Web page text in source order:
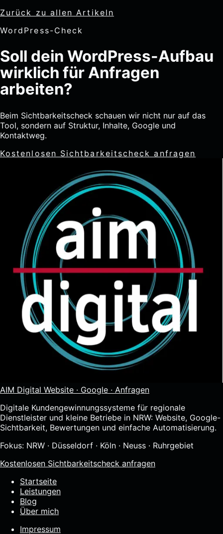
Zurück zu allen Artikeln
WordPress-Check
Soll dein WordPress-Aufbau
wirklich für Anfragen
arbeiten?
Beim Sichtbarkeitscheck schauen wir nicht nur auf das
Tool, sondern auf Struktur, Inhalte, Google und
Kontaktweg.
Kostenlosen Sichtbarkeitscheck anfragen
AIM Digital Website · Google · Anfragen
Digitale Kundengewinnungssysteme für regionale
Dienstleister und kleine Betriebe in NRW: Website, Google-
Sichtbarkeit, Bewertungen und einfache Automatisierung.
Fokus: NRW · Düsseldorf · Köln · Neuss · Ruhrgebiet
Kostenlosen Sichtbarkeitscheck anfragen
Startseite
Leistungen
Blog
Über mich
Impressum